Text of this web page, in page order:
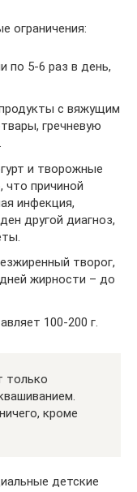
ограничения:
по 5-6 раз в день,
с вяжущим
гречневую
и творожные
что причиной
инфекция,
другой диагноз,
творог,
жирности – до
100-200 г.
только
кроме
детские